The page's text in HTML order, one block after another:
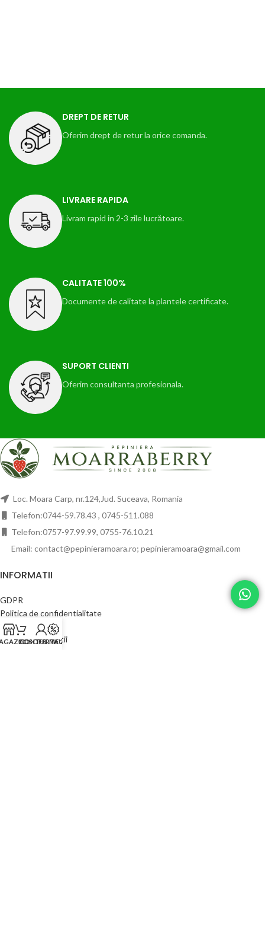
DREPT DE RETUR
Oferim drept de retur la orice comanda.
LIVRARE RAPIDA
Livram rapid in 2-3 zile lucrătoare.
CALITATE 100%
Documente de calitate la plantele certificate.
SUPORT CLIENTI
Oferim consultanta profesionala.
Loc. Moara Carp, nr.124,Jud. Suceava, Romania
Telefon:0744-59.78.43 , 0745-511.088
Telefon:0757-97.99.99, 0755-76.10.21
Email: contact@pepinieramoara.ro; pepinieramoara@gmail.com
INFORMATII
GDPR
Politica de confidentialitate
Politica de retur
Termeni si conditii
COS
CONTUL MEU
OFERTA 2024